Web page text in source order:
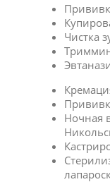
Чистка
Ночная